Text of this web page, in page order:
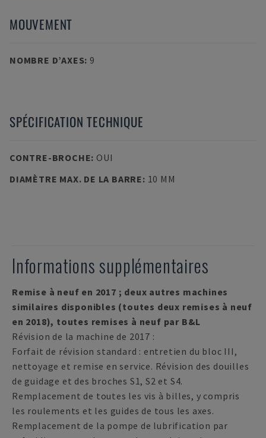
MOUVEMENT
NOMBRE D’AXES: 9
SPÉCIFICATION TECHNIQUE
CONTRE-BROCHE: OUI
DIAMÈTRE MAX. DE LA BARRE: 10 MM
Informations supplémentaires
Remise à neuf en 2017 ; deux autres machines
similaires disponibles (toutes deux remises à neuf
en 2018), toutes remises à neuf par B&L
Révision de la machine de 2017 :
Forfait de révision standard : entretien du bloc III,
nettoyage et remise en service. Révision des douilles
de guidage et des broches S1, S2 et S4.
Remplacement de toutes les vis à billes, y compris
les roulements et les guides de tous les axes.
Remplacement de la pompe de lubrification par